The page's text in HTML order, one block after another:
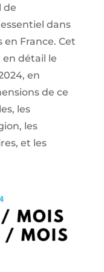
de
dans
France. Cet
en détail le
en
de ce
les
les
et les